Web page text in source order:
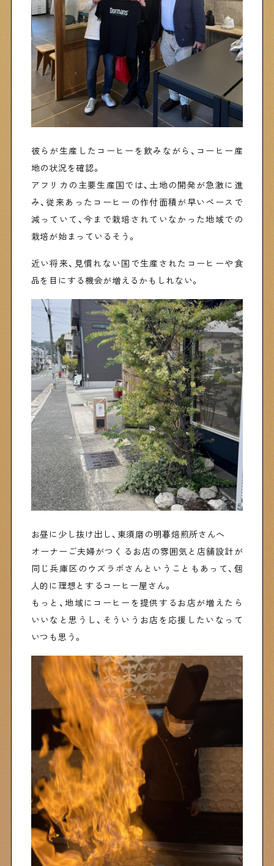
彼らが生産したコーヒーを飲みながら、コーヒー産
地の状況を確認。
アフリカの主要生産国では、土地の開発が急激に進
み、従来あったコーヒーの作付面積が早いペースで
減っていて、今まで栽培されていなかった地域での
栽培が始まっているそう。
近い将来、見慣れない国で生産されたコーヒーや食
品を目にする機会が増えるかもしれない。
お昼に少し抜け出し、東須磨の明暮焙煎所さんへ
オーナーご夫婦がつくるお店の雰囲気と店舗設計が
同じ兵庫区のウズラボさんということもあって、個
人的に理想とするコーヒー屋さん。
もっと、地域にコーヒーを提供するお店が増えたら
いいなと思うし、そういうお店を応援したいなって
いつも思う。